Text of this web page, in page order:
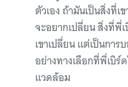
ตัวเอง ถ้ามันเป็นสิ่งที่เ
จะอยากเปลี่ยน สิ่งที่พี่
เขาเปลี่ยน แต่เป็นกา
อย่างทางเลือกที่พี่เบิร์
แวดล้อม